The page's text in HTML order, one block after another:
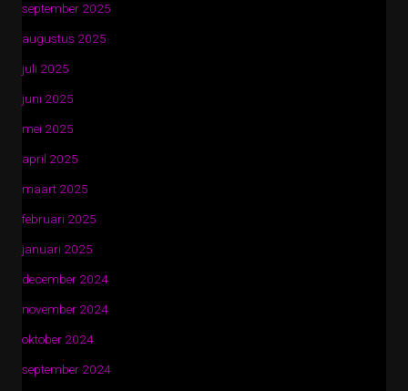
september 2025
augustus 2025
juli 2025
juni 2025
mei 2025
april 2025
maart 2025
februari 2025
januari 2025
december 2024
november 2024
oktober 2024
september 2024